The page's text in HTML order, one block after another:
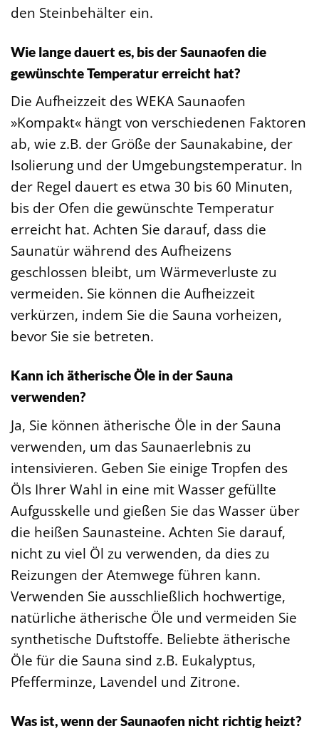
den Steinbehälter ein.
Wie lange dauert es, bis der Saunaofen die
gewünschte Temperatur erreicht hat?
Die Aufheizzeit des WEKA Saunaofen
»Kompakt« hängt von verschiedenen Faktoren
ab, wie z.B. der Größe der Saunakabine, der
Isolierung und der Umgebungstemperatur. In
der Regel dauert es etwa 30 bis 60 Minuten,
bis der Ofen die gewünschte Temperatur
erreicht hat. Achten Sie darauf, dass die
Saunatür während des Aufheizens
geschlossen bleibt, um Wärmeverluste zu
vermeiden. Sie können die Aufheizzeit
verkürzen, indem Sie die Sauna vorheizen,
bevor Sie sie betreten.
Kann ich ätherische Öle in der Sauna
verwenden?
Ja, Sie können ätherische Öle in der Sauna
verwenden, um das Saunaerlebnis zu
intensivieren. Geben Sie einige Tropfen des
Öls Ihrer Wahl in eine mit Wasser gefüllte
Aufgusskelle und gießen Sie das Wasser über
die heißen Saunasteine. Achten Sie darauf,
nicht zu viel Öl zu verwenden, da dies zu
Reizungen der Atemwege führen kann.
Verwenden Sie ausschließlich hochwertige,
natürliche ätherische Öle und vermeiden Sie
synthetische Duftstoffe. Beliebte ätherische
Öle für die Sauna sind z.B. Eukalyptus,
Pfefferminze, Lavendel und Zitrone.
Was ist, wenn der Saunaofen nicht richtig heizt?